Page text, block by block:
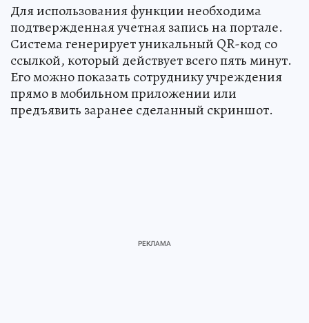
Для использования функции необходима
подтвержденная учетная запись на портале.
Система генерирует уникальный QR-код со
ссылкой, который действует всего пять минут.
Его можно показать сотруднику учреждения
прямо в мобильном приложении или
предъявить заранее сделанный скриншот.